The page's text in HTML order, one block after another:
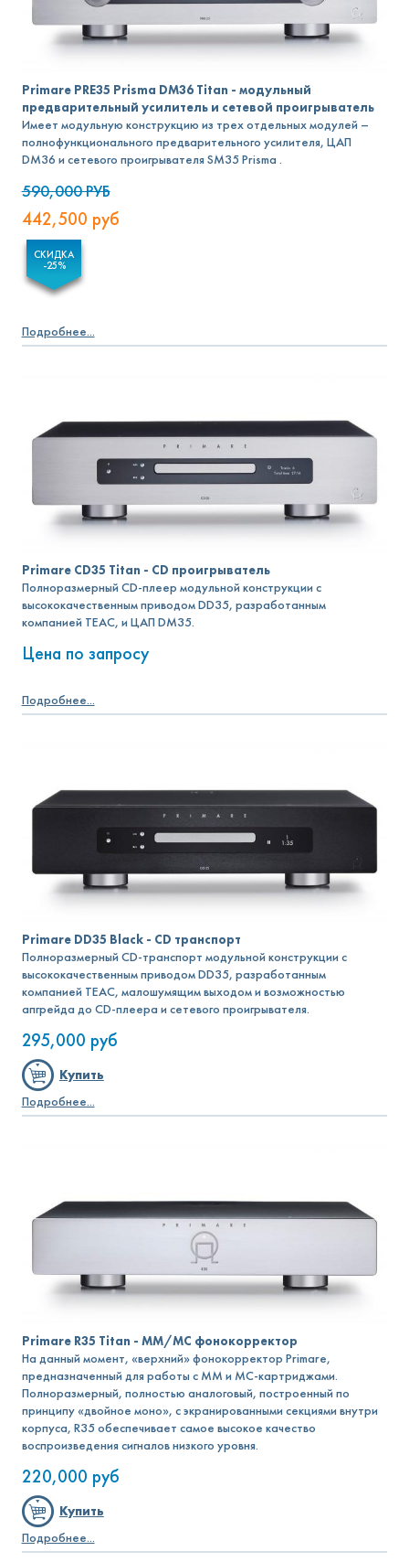
Primare PRE35 Prisma DM36 Titan - модульный
предварительный усилитель и сетевой проигрыватель
Имеет модульную конструкцию из трех отдельных модулей –
полнофункционального предварительного усилителя, ЦАП
DM36 и сетевого проигрывателя SM35 Prisma .
590,000РУБ
442,500 руб
СКИДКА
-25%
Подробнее...
Primare CD35 Titan - CD проигрыватель
Полноразмерный CD-плеер модульной конструкции с
высококачественным приводом DD35, разработанным
компанией TEAC, и ЦАП DM35.
Цена по запросу
Подробнее...
Primare DD35 Black - CD транспорт
Полноразмерный CD-транспорт модульной конструкции с
высококачественным приводом DD35, разработанным
компанией TEAC, малошумящим выходом и возможностью
апгрейда до CD-плеера и сетевого проигрывателя.
295,000 руб
Купить
Подробнее...
Primare R35 Titan - MM/MC фонокорректор
На данный момент, «верхний» фонокорректор Primare,
предназначенный для работы с MM и MC-картриджами.
Полноразмерный, полностью аналоговый, построенный по
принципу «двойное моно», с экранированными секциями внутри
корпуса, R35 обеспечивает самое высокое качество
воспроизведения сигналов низкого уровня.
220,000 руб
Купить
Подробнее...